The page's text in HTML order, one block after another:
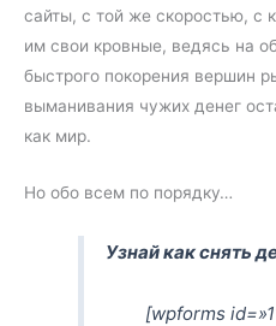
сайты, с той же скоростью, с
им свои кровные, ведясь на
быстрого покорения вершин
выманивания чужих денег
как мир.
Но обо всем по порядку…
Узнай как снять
[wpforms